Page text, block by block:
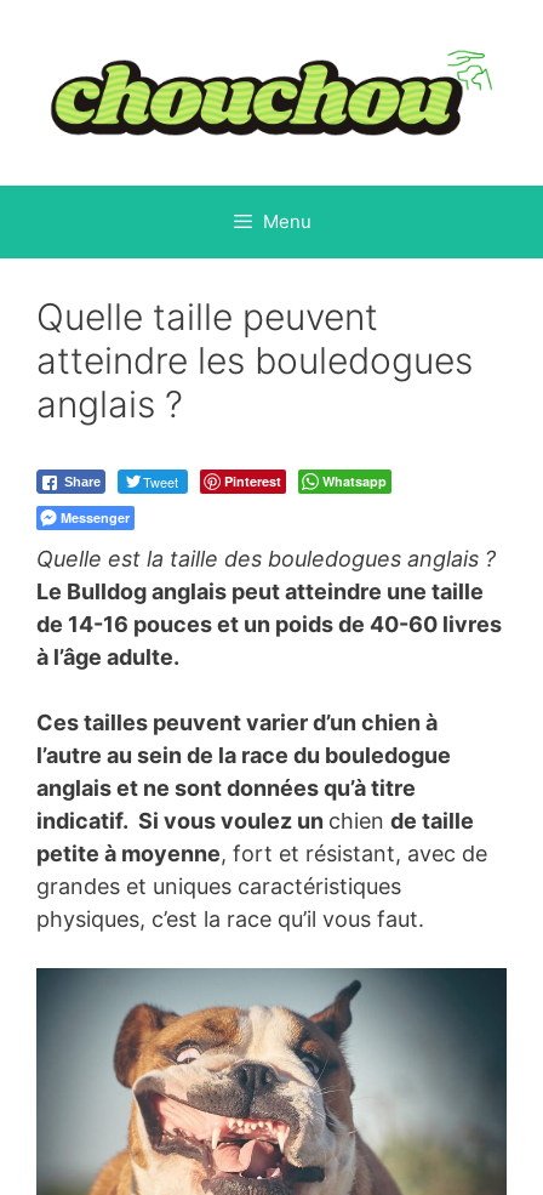
contenu
Menu
Quelle taille peuvent
atteindre les bouledogues
anglais ?
Share Tweet Pinterest
Whatsapp
Messenger
Quelle est la taille des bouledogues anglais ?
Le Bulldog anglais peut atteindre une taille
de 14-16 pouces et un poids de 40-60 livres
à l’âge adulte.
Ces tailles peuvent varier d’un chien à
l’autre au sein de la race du bouledogue
anglais et ne sont données qu’à titre
indicatif. Si vous voulez un chien de taille
petite à moyenne, fort et résistant, avec de
grandes et uniques caractéristiques
physiques, c’est la race qu’il vous faut.